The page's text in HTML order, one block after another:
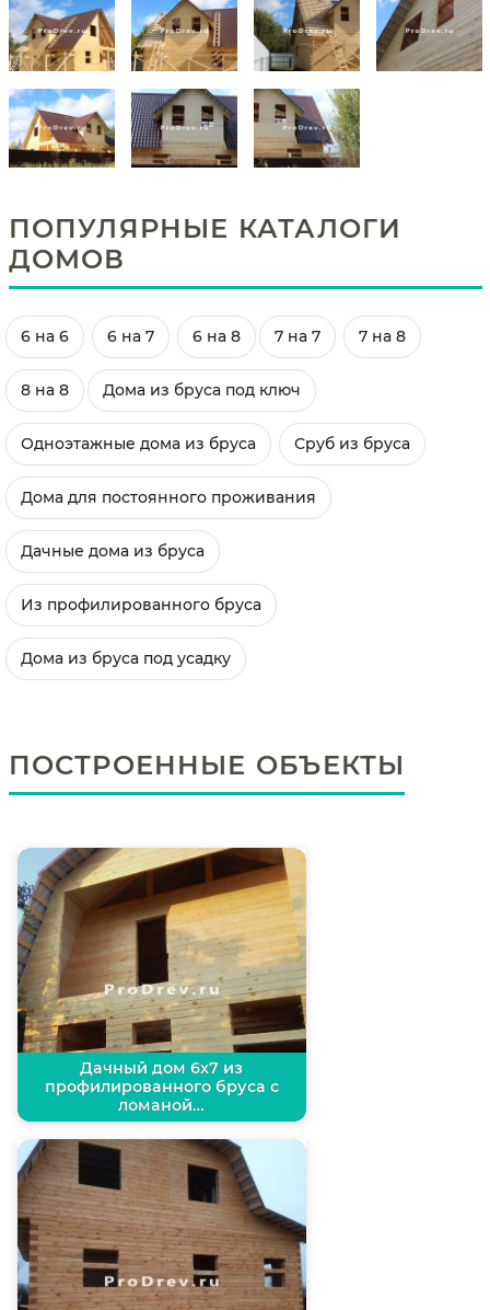
ПОПУЛЯРНЫЕ КАТАЛОГИ
ДОМОВ
6 на 6 6 на 7 6 на 8 7 на 7 7 на 8
8 на 8 Дома из бруса под ключ
Одноэтажные дома из бруса Сруб из бруса
Дома для постоянного проживания
Дачные дома из бруса
Из профилированного бруса
Дома из бруса под усадку
ПОСТРОЕННЫЕ ОБЪЕКТЫ
Дачный дом 6х7 из
профилированного бруса с
ломаной…